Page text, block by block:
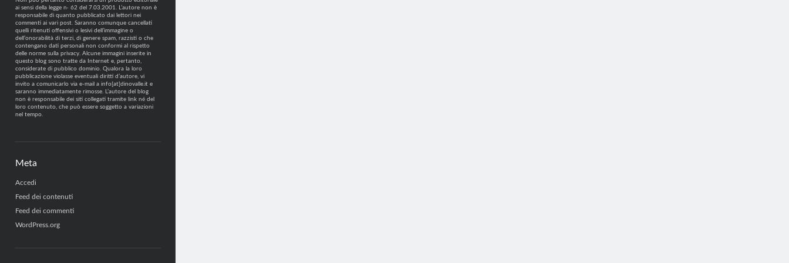
ai sensi della legge n· 62 del 7.03.2001. L’autore non è
responsabile di quanto pubblicato dai lettori nei
commenti ai vari post. Saranno comunque cancellati
quelli ritenuti offensivi o lesivi dell’immagine o
dell’onorabilità di terzi, di genere spam, razzisti o che
contengano dati personali non conformi al rispetto
delle norme sulla privacy. Alcune immagini inserite in
questo blog sono tratte da Internet e, pertanto,
considerate di pubblico dominio. Qualora la loro
pubblicazione violasse eventuali diritti d’autore, vi
invito a comunicarlo via e-mail a info[at]dinovalle.it e
saranno immediatamente rimosse. L’autore del blog
non è responsabile dei siti collegati tramite link né del
loro contenuto, che può essere soggetto a variazioni
nel tempo.
Meta
Accedi
Feed dei contenuti
Feed dei commenti
WordPress.org